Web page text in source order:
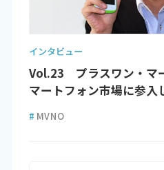
インタビュー
Vol.23 プラスワン・マ
マートフォン市場に参入
# MVNO